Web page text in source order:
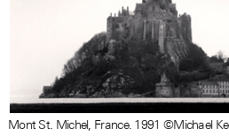
Mont St. Michel, France. 1991 ©Michael